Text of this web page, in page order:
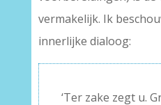
vermakelijk. Ik
innerlijke dialoog:
‘Ter zake zegt u.